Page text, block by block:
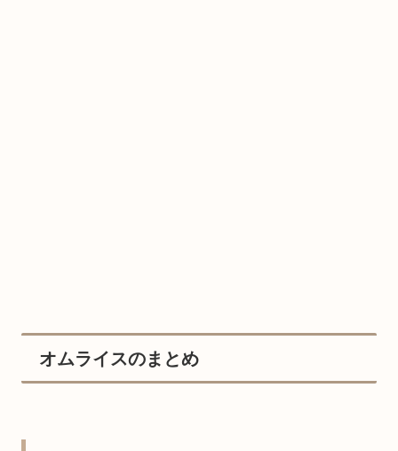
オムライスのまとめ